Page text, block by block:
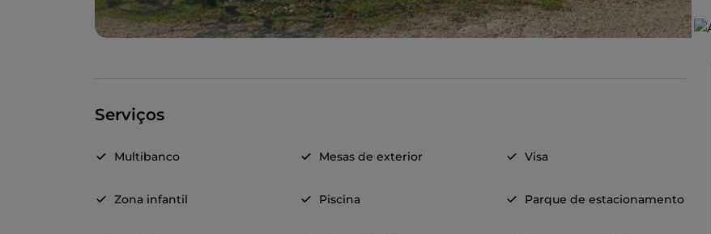
Serviços
Multibanco Mesas de exterior Visa
Zona infantil Piscina Parque de estacionamento